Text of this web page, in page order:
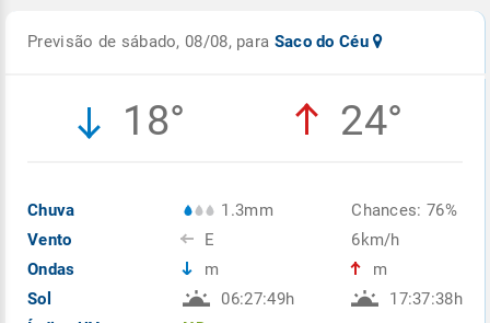
Previsão de sábado, 08/08, para Saco do Céu
18° 24°
Chuva
Vento
Ondas
Sol
1.3mm
E
m
06:27:49h
Chances: 76%
6km/h
m
17:37:38h